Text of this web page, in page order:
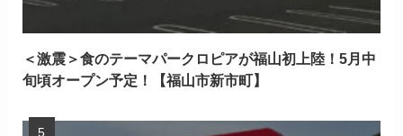
＜激震＞食のテーマパークロピアが福山初上陸！5月中
旬頃オープン予定！【福山市新市町】